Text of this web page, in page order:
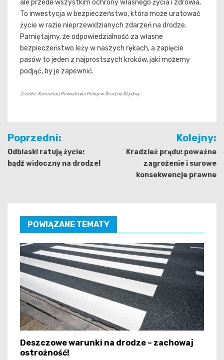
ale przede wszystkim ochrony własnego życia i zdrowia.
To inwestycja w bezpieczeństwo, która może uratować
życie w razie nieprzewidzianych zdarzeń na drodze.
Pamiętajmy, że odpowiedzialność za własne
bezpieczeństwo leży w naszych rękach, a zapięcie
pasów to jeden z najprostszych kroków, jaki możemy
podjąć, by je zapewnić.
Źródło: Komenda Powiatowa Policji w Środzie Śląskiej
Nawigacja
wpisu
Poprzedni:
Odblaski ratują życie:
bądź widoczny na drodze!
Kolejny:
Kradzież prądu: poważne
zagrożenie i surowe
konsekwencje prawne
POWIĄZANE TEMATY
Deszczowe warunki na drodze – zachowaj
ostrożność!